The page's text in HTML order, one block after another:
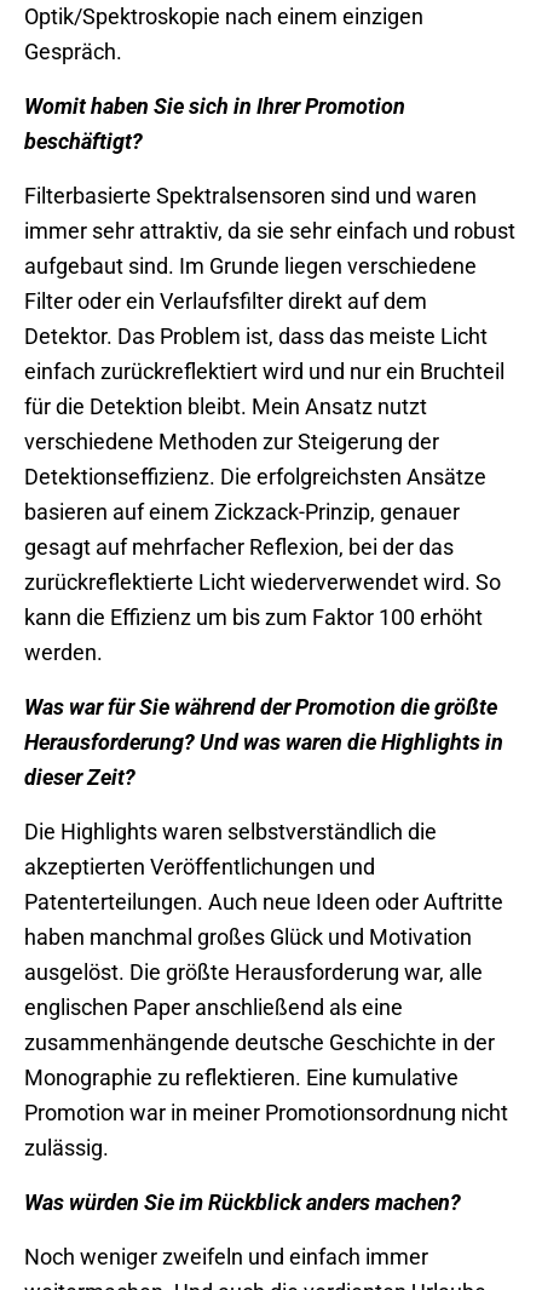
Optik/Spektroskopie nach einem einzigen
Gespräch.
Womit haben Sie sich in Ihrer Promotion
beschäftigt?
Filterbasierte Spektralsensoren sind und waren
immer sehr attraktiv, da sie sehr einfach und robust
aufgebaut sind. Im Grunde liegen verschiedene
Filter oder ein Verlaufsfilter direkt auf dem
Detektor. Das Problem ist, dass das meiste Licht
einfach zurückreflektiert wird und nur ein Bruchteil
für die Detektion bleibt. Mein Ansatz nutzt
verschiedene Methoden zur Steigerung der
Detektionseffizienz. Die erfolgreichsten Ansätze
basieren auf einem Zickzack-Prinzip, genauer
gesagt auf mehrfacher Reflexion, bei der das
zurückreflektierte Licht wiederverwendet wird. So
kann die Effizienz um bis zum Faktor 100 erhöht
werden.
Was war für Sie während der Promotion die größte
Herausforderung? Und was waren die Highlights in
dieser Zeit?
Die Highlights waren selbstverständlich die
akzeptierten Veröffentlichungen und
Patenterteilungen. Auch neue Ideen oder Auftritte
haben manchmal großes Glück und Motivation
ausgelöst. Die größte Herausforderung war, alle
englischen Paper anschließend als eine
zusammenhängende deutsche Geschichte in der
Monographie zu reflektieren. Eine kumulative
Promotion war in meiner Promotionsordnung nicht
zulässig.
Was würden Sie im Rückblick anders machen?
Noch weniger zweifeln und einfach immer